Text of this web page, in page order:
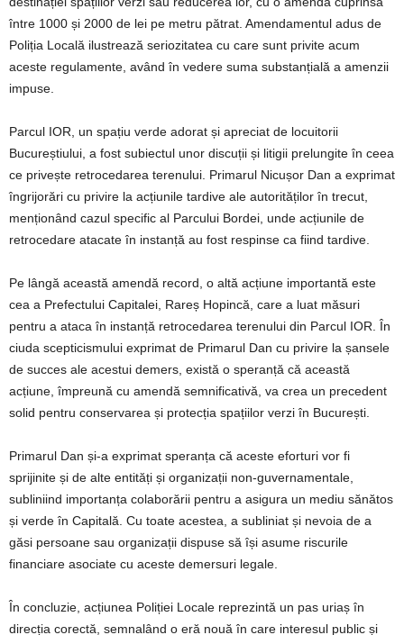
între 1000 și 2000 de lei pe metru pătrat. Amendamentul adus de
Poliția Locală ilustrează seriozitatea cu care sunt privite acum
aceste regulamente, având în vedere suma substanțială a amenzii
impuse.
Parcul IOR, un spațiu verde adorat și apreciat de locuitorii
Bucureștiului, a fost subiectul unor discuții și litigii prelungite în ceea
ce privește retrocedarea terenului. Primarul Nicușor Dan a exprimat
îngrijorări cu privire la acțiunile tardive ale autorităților în trecut,
menționând cazul specific al Parcului Bordei, unde acțiunile de
retrocedare atacate în instanță au fost respinse ca fiind tardive.
Pe lângă această amendă record, o altă acțiune importantă este
cea a Prefectului Capitalei, Rareș Hopincă, care a luat măsuri
pentru a ataca în instanță retrocedarea terenului din Parcul IOR. În
ciuda scepticismului exprimat de Primarul Dan cu privire la șansele
de succes ale acestui demers, există o speranță că această
acțiune, împreună cu amendă semnificativă, va crea un precedent
solid pentru conservarea și protecția spațiilor verzi în București.
Primarul Dan și-a exprimat speranța că aceste eforturi vor fi
sprijinite și de alte entități și organizații non-guvernamentale,
subliniind importanța colaborării pentru a asigura un mediu sănătos
și verde în Capitală. Cu toate acestea, a subliniat și nevoia de a
găsi persoane sau organizații dispuse să își asume riscurile
financiare asociate cu aceste demersuri legale.
În concluzie, acțiunea Poliției Locale reprezintă un pas uriaș în
direcția corectă, semnalând o eră nouă în care interesul public și